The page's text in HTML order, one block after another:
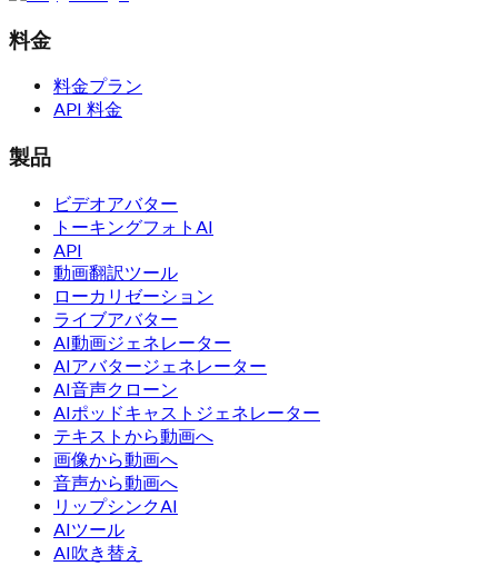
料金
料金プラン
API 料金
製品
ビデオアバター
トーキングフォトAI
API
動画翻訳ツール
ローカリゼーション
ライブアバター
AI動画ジェネレーター
AIアバタージェネレーター
AI音声クローン
AIポッドキャストジェネレーター
テキストから動画へ
画像から動画へ
音声から動画へ
リップシンクAI
AIツール
AI吹き替え